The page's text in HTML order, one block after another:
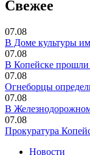
Свежее
07.08
В Доме культуры
07.08
В Копейске прошли
07.08
Огнеборцы
07.08
В
07.08
Прокуратура
Новости